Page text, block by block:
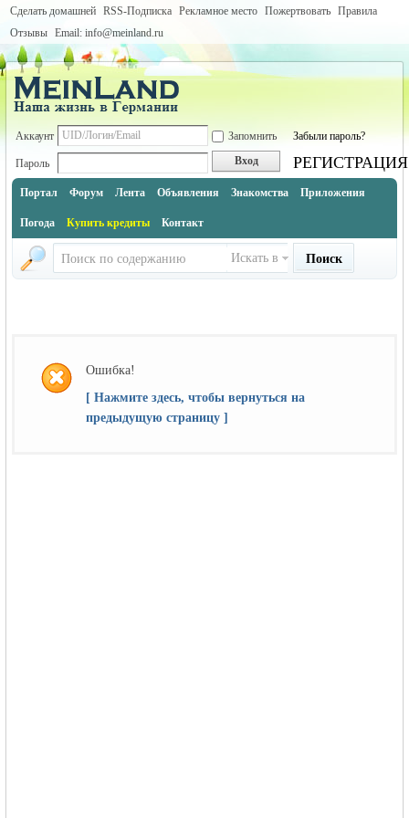
Сделать домашней RSS-Подписка Рекламное место Пожертвовать Правила
Отзывы Email: info@meinland.ru
Аккаунт Запомнить Забыли пароль?
Пароль Вход РЕГИСТРАЦИЯ
Портал Форум Лента Объявления Знакомства Приложения
Погода Купить кредиты Контакт
Искать в Поиск
Ошибка!
[ Нажмите здесь, чтобы вернуться на
предыдущую страницу ]